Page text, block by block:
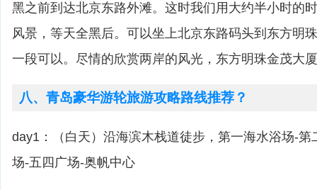
黑之前到达北京东路外滩。这时我们用大约半小时的
风景，等天全黑后。可以坐上北京东路码头到东方明
一段可以。尽情的欣赏两岸的风光，东方明珠金茂大
八、青岛豪华游轮旅游攻略路线推荐？
day1：（白天）沿海滨木栈道徒步，第一海水浴场-第
场-五四广场-奥帆中心